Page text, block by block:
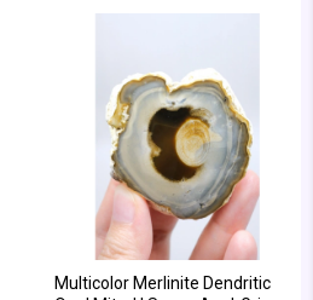
Multicolor Merlinite Dendritic